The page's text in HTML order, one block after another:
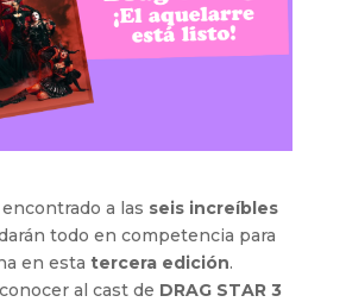
a las seis increíbles
todo en competencia para
en esta tercera edición.
al cast de DRAG STAR 3